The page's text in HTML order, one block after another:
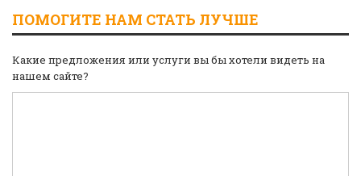
ПОМОГИТЕ НАМ СТАТЬ ЛУЧШЕ
Какие предложения или услуги вы бы хотели видеть на
нашем сайте?